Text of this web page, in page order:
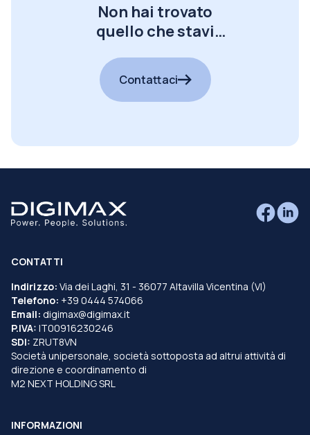
Non hai trovato
quello che stavi
Contattaci
CONTATTI
Indirizzo: Via dei Laghi, 31 - 36077 Altavilla Vicentina (VI)
Telefono: +39 0444 574066
Email: digimax@digimax.it
P.IVA: IT00916230246
SDI: ZRUT8VN
Società unipersonale, società sottoposta ad altrui attività di
direzione e coordinamento di
M2 NEXT HOLDING SRL
INFORMAZIONI